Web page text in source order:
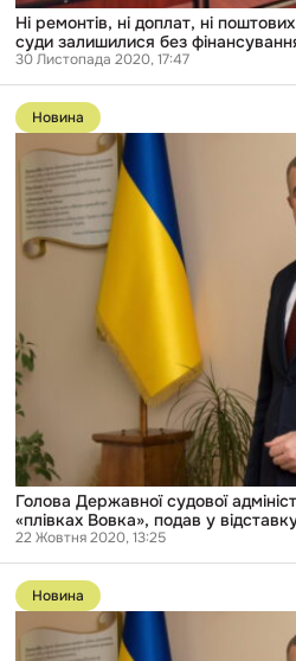
Ні ремонтів, ні доплат, ні
суди залишилися без
30 Листопада 2020, 17:47
Перейти
до
публікації
Голова
Державної
судової
адміністрації,
який
фігурував
відставку
Новина
Голова Державної судової
«плівках Вовка», подав у
22 Жовтня 2020, 13:25
Перейти
до
публікації
Вищий
антикорсуд
Новина